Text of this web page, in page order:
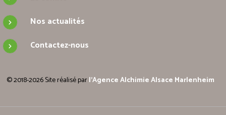
Nos actualités
Contactez-nous
© 2018-2026 Site réalisé parl'Agence Alchimie Alsace Marlenheim